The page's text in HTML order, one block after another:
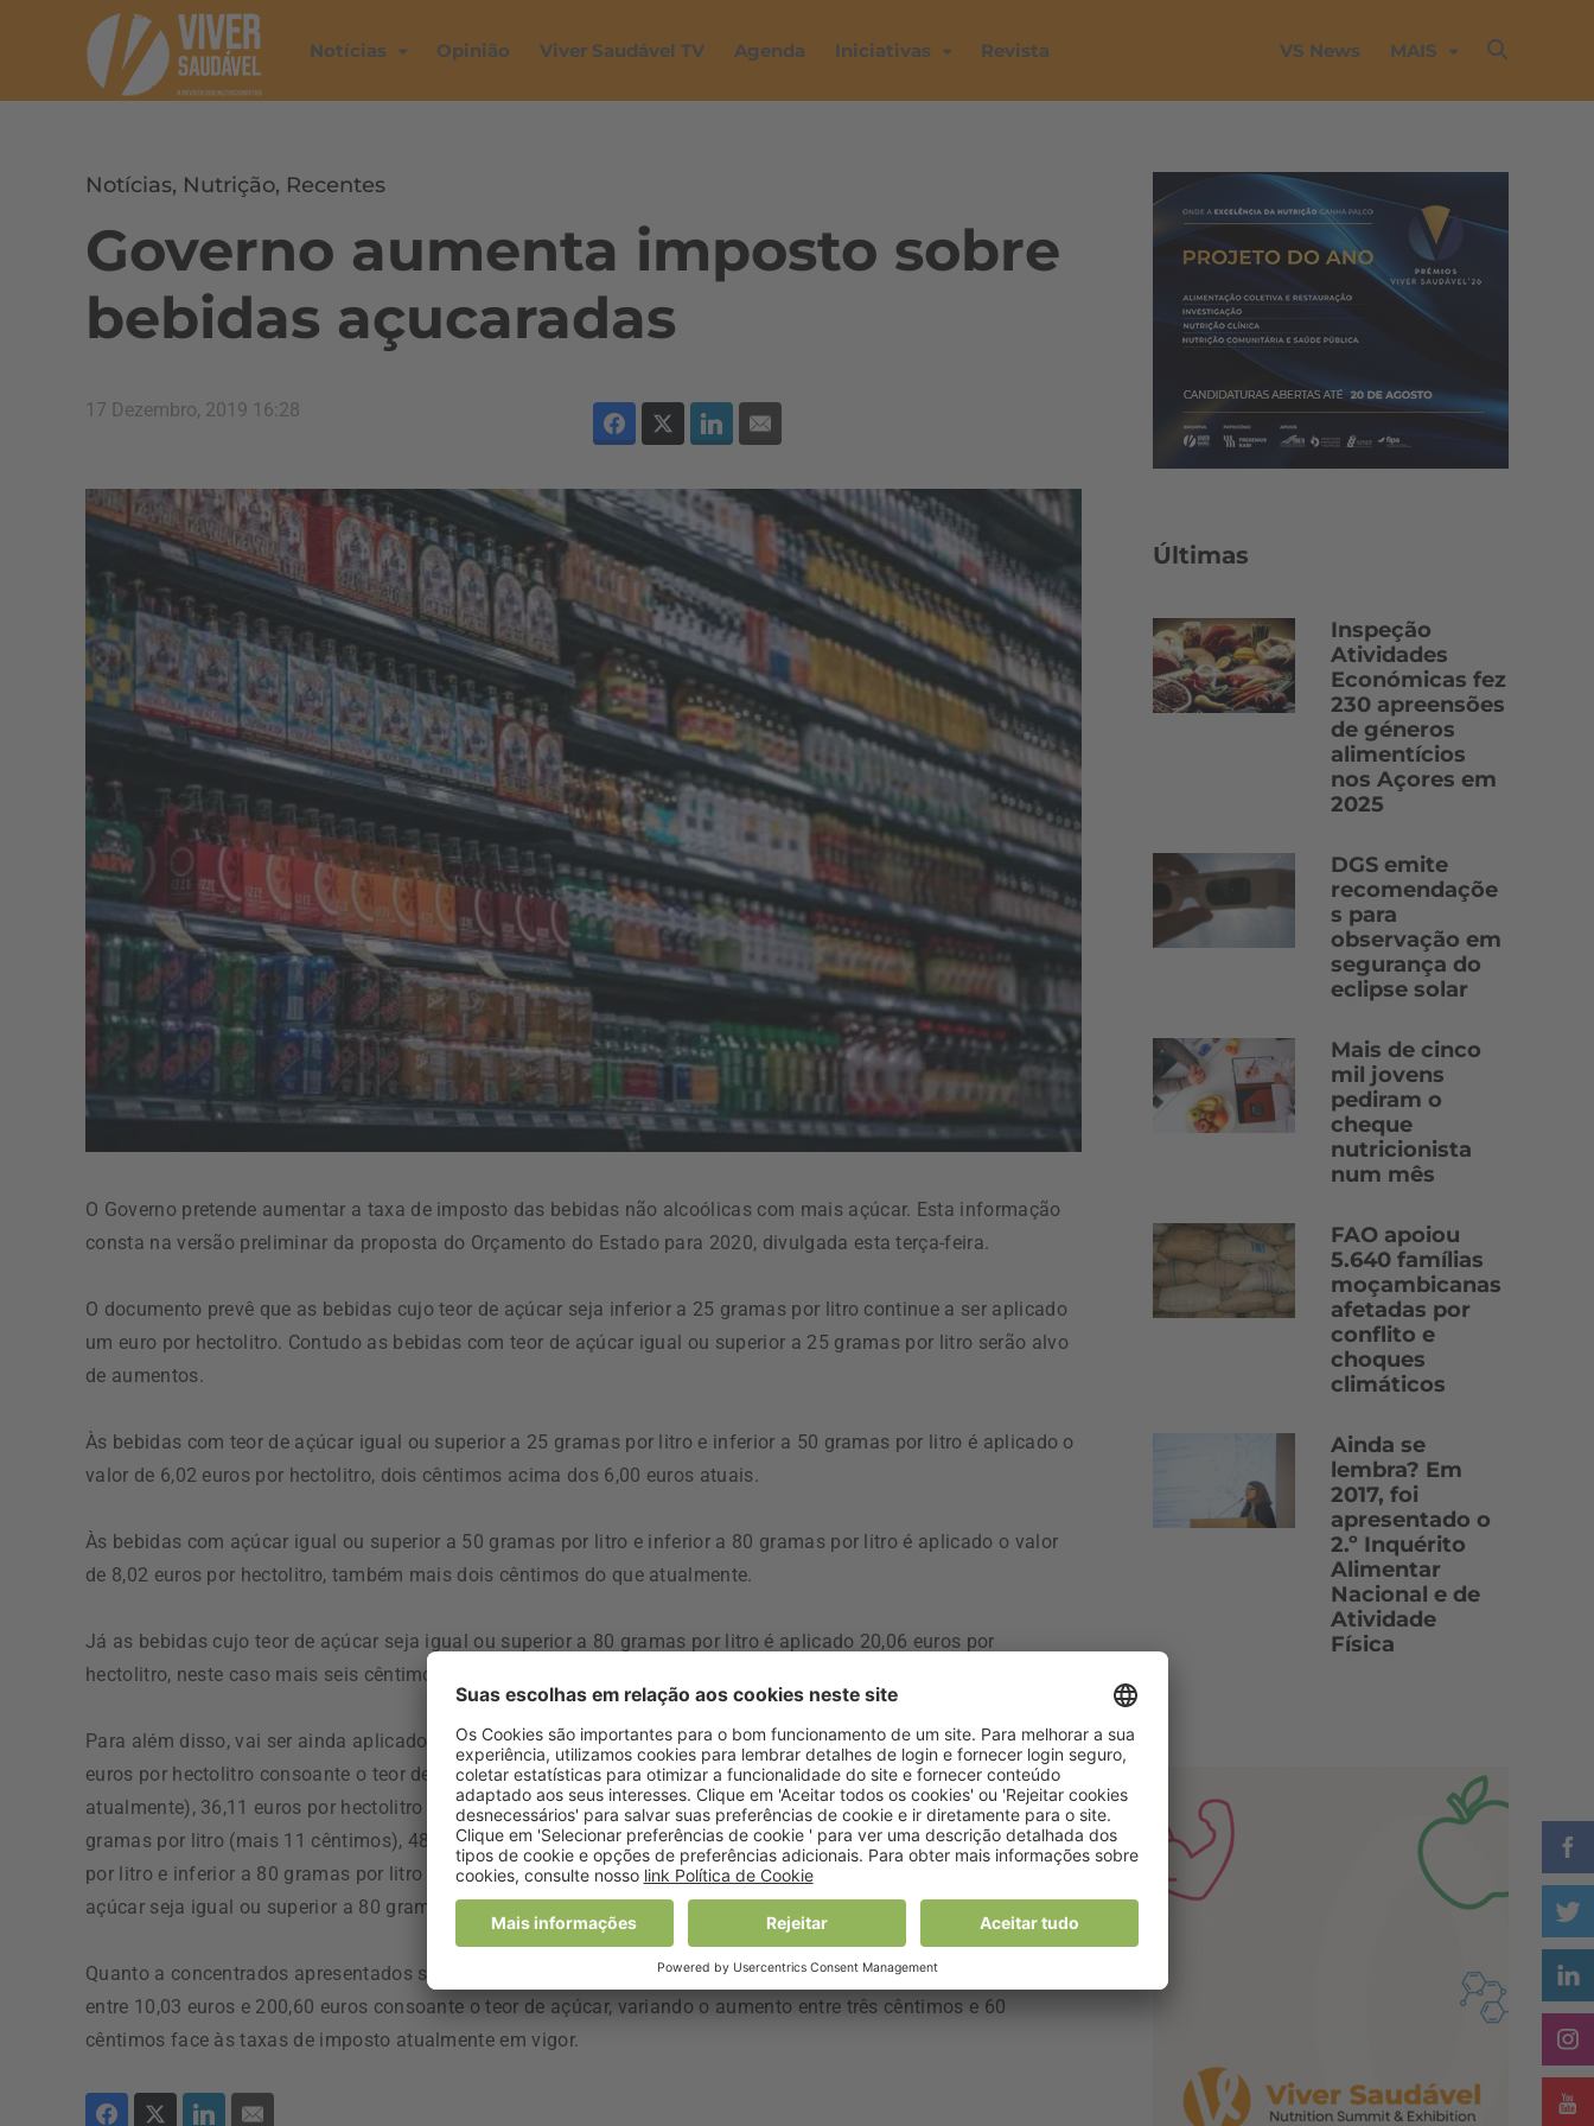
Notícias Opinião Viver Saudável TV Agenda Iniciativas Revista VS News MAIS
Notícias, Nutrição, Recentes
Governo aumenta imposto sobre
bebidas açucaradas
17 Dezembro, 2019 16:28
O Governo pretende aumentar a taxa de imposto das bebidas não alcoólicas com mais açúcar. Esta informação
consta na versão preliminar da proposta do Orçamento do Estado para 2020, divulgada esta terça-feira.
O documento prevê que as bebidas cujo teor de açúcar seja inferior a 25 gramas por litro continue a ser aplicado
um euro por hectolitro. Contudo as bebidas com teor de açúcar igual ou superior a 25 gramas por litro serão alvo
de aumentos.
Às bebidas com teor de açúcar igual ou superior a 25 gramas por litro e inferior a 50 gramas por litro é aplicado o
valor de 6,02 euros por hectolitro, dois cêntimos acima dos 6,00 euros atuais.
Às bebidas com açúcar igual ou superior a 50 gramas por litro e inferior a 80 gramas por litro é aplicado o valor
de 8,02 euros por hectolitro, também mais dois cêntimos do que atualmente.
Já as bebidas cujo teor de açúcar seja igual ou superior a 80 gramas por litro é aplicado 20,06 euros por
hectolitro, neste caso mais seis cêntimos.
Para além disso, vai ser ainda aplicado este imposto a “concentrados na forma líquida, sendo neste caso de 6,02
euros por hectolitro consoante o teor de açúcar seja inferior a 25 gramas por litro (mais dois cêntimos do que
atualmente), 36,11 euros por hectolitro com teor de açúcar igual ou superior 25 gramas por litro e inferior a 50
gramas por litro (mais 11 cêntimos), 48,14 euros para bebidas com teor de açúcar igual ou superior a 50 gramas
por litro e inferior a 80 gramas por litro (mais 14 cêntimos) e 120,36 euros por hectolitro consoante o teor de
açúcar seja igual ou superior a 80 gramas por litro (mais 36 cêntimos)”.
Quanto a concentrados apresentados sob a forma de pó, grânulos ou outras formas sólidas, o imposto vai variar
entre 10,03 euros e 200,60 euros consoante o teor de açúcar, variando o aumento entre três cêntimos e 60
cêntimos face às taxas de imposto atualmente em vigor.
Últimas
Inspeção
Atividades
Económicas fez
230 apreensões
de géneros
alimentícios
nos Açores em
2025
DGS emite
recomendaçõe
s para
observação em
segurança do
eclipse solar
Mais de cinco
mil jovens
pediram o
cheque
nutricionista
num mês
FAO apoiou
5.640 famílias
moçambicanas
afetadas por
conflito e
choques
climáticos
Ainda se
lembra? Em
2017, foi
apresentado o
2.º Inquérito
Alimentar
Nacional e de
Atividade
Física